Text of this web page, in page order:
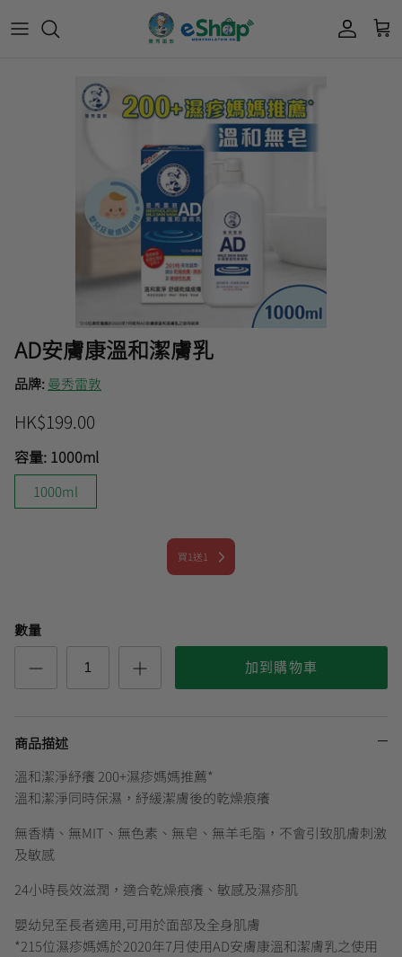
所有產品
眼睛護理
所有產品
個人護理用品
護眼產品
Mentholatum
樂敦 Rohto
肌研 Hada
Labo
品牌歷史及企業宗旨
為消費者提供潤唇膏、男士護膚、女士護膚、
防曬、抗痘等護膚品、50惠養髮及樂敦眼藥水
藥品等產品，以滿足香港不同消費者的需要。
Acnes 優惠券
肌研極潤保濕冰感霜優惠券
肌研極潤保濕化妝水現金券
會員獎賞計劃
積分兌換獎賞教學
最新限定🔥
肌研 Hada Labo 優惠
網店獨家套裝🌟
AD安膚康溫和潔膚乳
品牌: 曼秀雷敦
HK$199.00
容量: 1000ml
1000ml
買1送1
數量
加到購物車
商品描述
溫和潔淨紓癢 200+濕疹媽媽推薦*
溫和潔淨同時保濕，紓緩潔膚後的乾燥痕癢
無香精、無MIT、無色素、無皂、無羊毛脂，不會引致肌膚刺激
及敏感
24小時長效滋潤，適合乾燥痕癢、敏感及濕疹肌
嬰幼兒至長者適用,可用於面部及全身肌膚
*215位濕疹媽媽於2020年7月使用AD安膚康溫和潔膚乳之使用